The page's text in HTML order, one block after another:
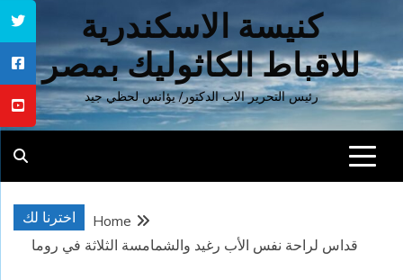
كنيسة الاسكندرية
للاقباط الكاثوليك بمصر
رئيس التحرير الاب الدكتور/ يؤانس لحظي جيد
اخترنا لك
Home
قداس لراحة نفس الأب رغيد والشمامسة الثلاثة في روما